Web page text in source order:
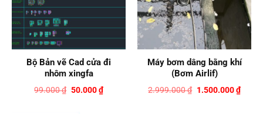
Bộ Bản vẽ Cad cửa đi
nhôm xingfa
99.000₫ Giá
50.000₫Giá
hiện
Máy bơm dâng bằng khí
(Bơm Airlif)
2.999.000₫ Giá
1.500.000₫Giá
hiện